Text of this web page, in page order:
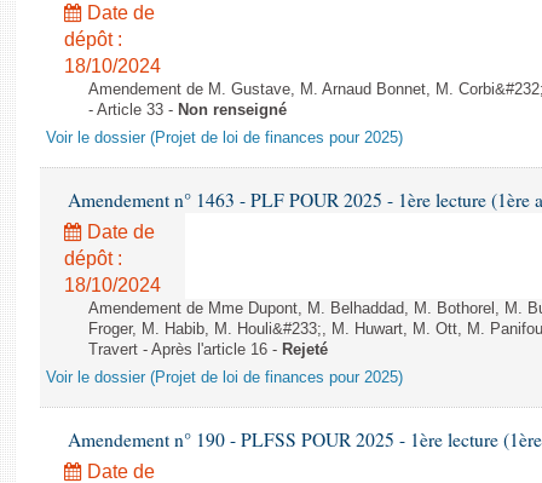
Date de
dépôt :
18/10/2024
Amendement de M. Gustave, M. Arnaud Bonnet, M.
- Article 33 - Non renseigné
Voir le dossier (Projet de loi de finances pour 2025)
Amendement n° 1463 - PLF POUR 2025 - 1ère lecture (1ère
Date de
dépôt :
18/10/2024
Amendement de Mme Dupont, M. Belhaddad, M. Bothorel, M.
Froger, M. Habib, M. Houli&#233;, M. Huwart, M. Ott, M.
Travert - Après l'article 16 - Rejeté
Voir le dossier (Projet de loi de finances pour 2025)
Amendement n° 190 - PLFSS POUR 2025 - 1ère lecture
Date de